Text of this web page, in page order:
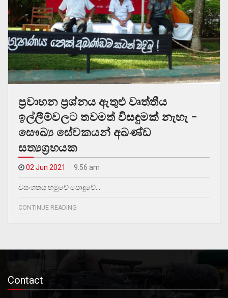
ප්‍රවාහන ප්‍රශ්නය ඇතුළු වෘත්තීය
ඉල්ලීම්වලට තවමත් විසඳුමක් නැහැ –
සෞඛ්‍ය සේවකයන් අඛණ්ඩ
සත්‍යග්‍රහයක
02 Jun 2021 9.56 am
වසංගතය හමුවේ පොදුවේ…
CONTINUE READING
Contact